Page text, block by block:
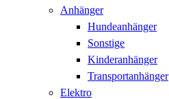
Anhänger
Hundeanhänger
Sonstige
Kinderanhänger
Transportanhänger
Elektro